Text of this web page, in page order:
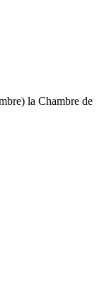
la Chambre de